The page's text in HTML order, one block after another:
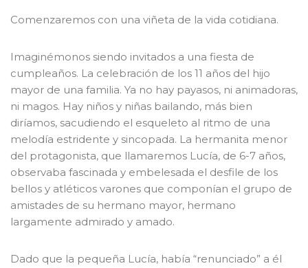
Comenzaremos con una viñeta de la vida cotidiana.
Imaginémonos siendo invitados a una fiesta de
cumpleaños. La celebración de los 11 años del hijo
mayor de una familia. Ya no hay payasos, ni animadoras,
ni magos. Hay niños y niñas bailando, más bien
diríamos, sacudiendo el esqueleto al ritmo de una
melodía estridente y sincopada. La hermanita menor
del protagonista, que llamaremos Lucía, de 6-7 años,
observaba fascinada y embelesada el desfile de los
bellos y atléticos varones que componían el grupo de
amistades de su hermano mayor, hermano
largamente admirado y amado.
Dado que la pequeña Lucía, había “renunciado” a él